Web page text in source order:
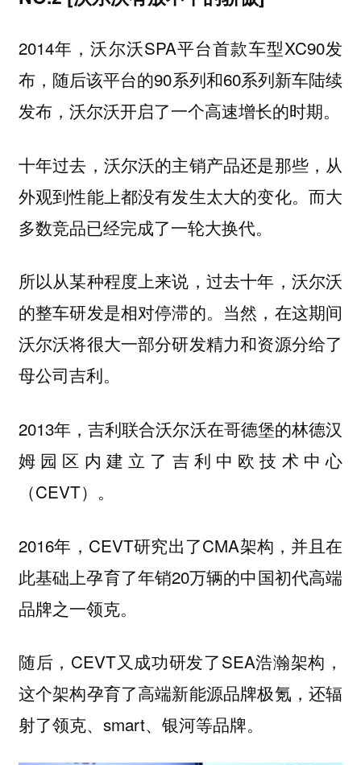
2014年，沃尔沃SPA平台首款车型XC90发
布，随后该平台的90系列和60系列新车陆续
发布，沃尔沃开启了一个高速增长的时期。
十年过去，沃尔沃的主销产品还是那些，从
外观到性能上都没有发生太大的变化。而大
多数竞品已经完成了一轮大换代。
所以从某种程度上来说，过去十年，沃尔沃
的整车研发是相对停滞的。当然，在这期间
沃尔沃将很大一部分研发精力和资源分给了
母公司吉利。
2013年，吉利联合沃尔沃在哥德堡的林德汉
姆园区内建立了吉利中欧技术中心
（CEVT）。
2016年，CEVT研究出了CMA架构，并且在
此基础上孕育了年销20万辆的中国初代高端
品牌之一领克。
随后，CEVT又成功研发了SEA浩瀚架构，
这个架构孕育了高端新能源品牌极氪，还辐
射了领克、smart、银河等品牌。